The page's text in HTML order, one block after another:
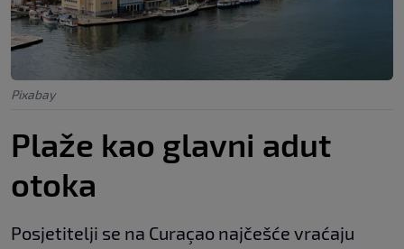
Pixabay
Plaže kao glavni adut
otoka
Posjetitelji se na Curaçao najčešće vraćaju